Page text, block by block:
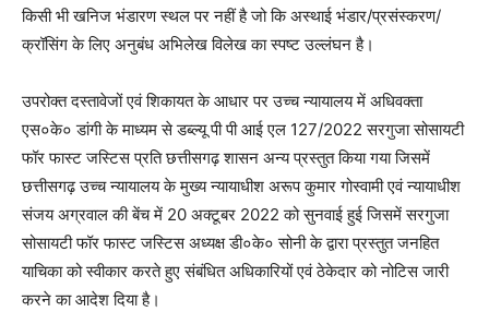
किसी भी खनिज भंडारण स्थल पर नहीं है जो कि अस्थाई भंडार/प्रसंस्करण/
क्रॉसिंग के लिए अनुबंध अभिलेख विलेख का स्पष्ट उल्लंघन है।
उपरोक्त दस्तावेजों एवं शिकायत के आधार पर उच्च न्यायालय में अधिवक्ता
एस०के० डांगी के माध्यम से डब्ल्यू पी पी आई एल 127/2022 सरगुजा सोसायटी
फॉर फास्ट जस्टिस प्रति छत्तीसगढ़ शासन अन्य प्रस्तुत किया गया जिसमें
छत्तीसगढ़ उच्च न्यायालय के मुख्य न्यायाधीश अरूप कुमार गोस्वामी एवं न्यायाधीश
संजय अग्रवाल की बेंच में 20 अक्टूबर 2022 को सुनवाई हुई जिसमें सरगुजा
सोसायटी फॉर फास्ट जस्टिस अध्यक्ष डी०के० सोनी के द्वारा प्रस्तुत जनहित
याचिका को स्वीकार करते हुए संबंधित अधिकारियों एवं ठेकेदार को नोटिस जारी
करने का आदेश दिया है।